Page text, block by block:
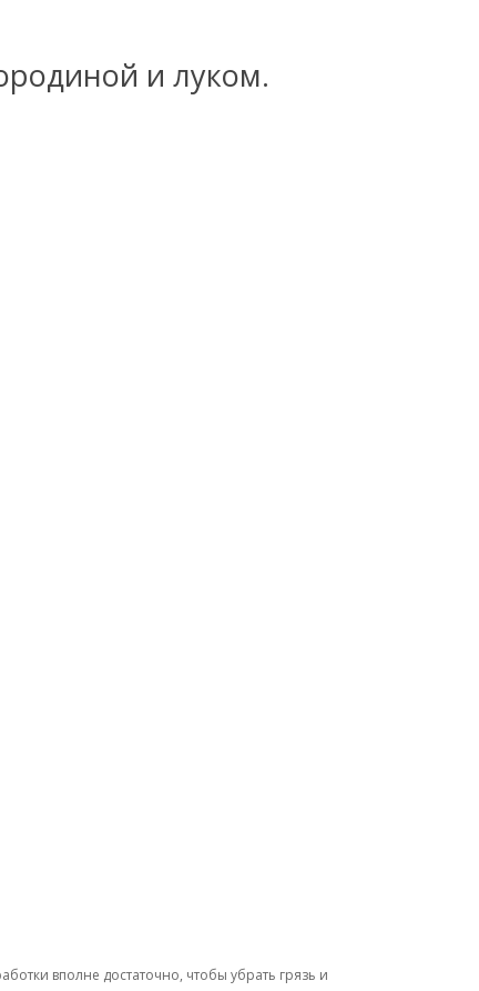
и луком.
вполне достаточно, чтобы убрать грязь и